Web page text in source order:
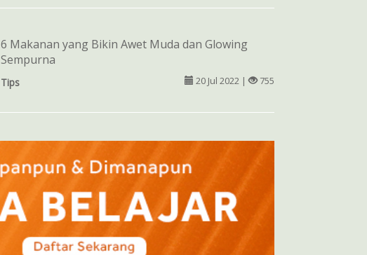
6 Makanan yang Bikin Awet Muda dan Glowing
Sempurna
Tips 20 Jul 2022 | 755